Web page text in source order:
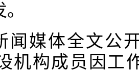
闻媒体全文公
机构成员因工